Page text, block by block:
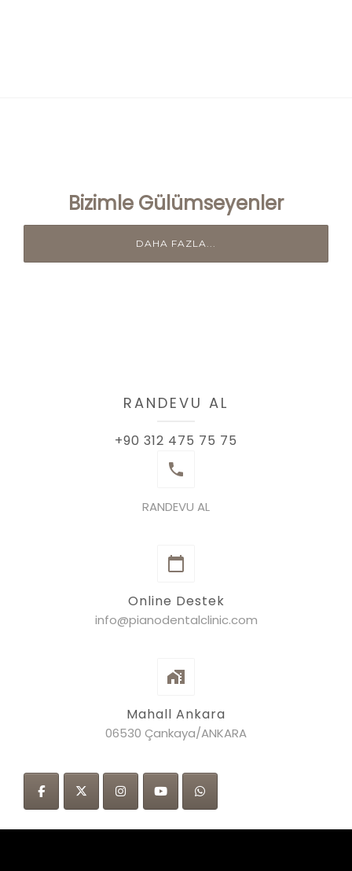
Bizimle Gülümseyenler
DAHA FAZLA...
RANDEVU AL
+90 312 475 75 75
RANDEVU AL
Online Destek
info@pianodentalclinic.com
Mahall Ankara
06530 Çankaya/ANKARA